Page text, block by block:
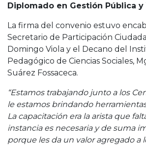
Diplomado en Gestión Pública
La firma del convenio estuvo
Secretario de Participación
Domingo Viola y el Decano del
Pedagógico de Ciencias Sociales,
Suárez Fossaceca.
“Estamos trabajando junto a los
le estamos brindando
La capacitación era la arista que
instancia es necesaria y de suma
porque les da un valor agregado a